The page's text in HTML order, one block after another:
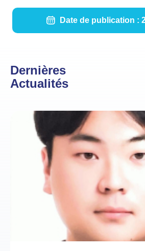
Date de publication :
Dernières
Actualités